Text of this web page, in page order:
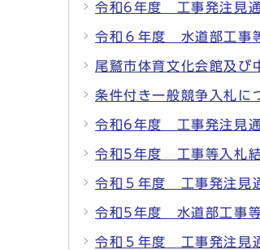
令和6年度 工事発注見
令和６年度 水道部工事
尾鷲市体育文化会館及び
条件付き一般競争入札
令和6年度 工事発注見
令和5年度 工事等入札
令和５年度 工事発注見
令和5年度 水道部工事
令和５年度 工事発注見